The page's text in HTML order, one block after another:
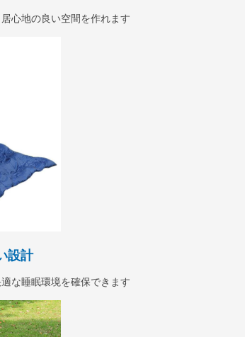
心地の良い空間を作れます
設計
な睡眠環境を確保できます